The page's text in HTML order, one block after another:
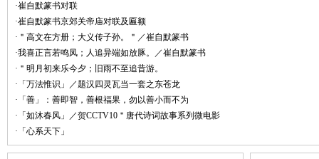
·崔自默篆书对联
·崔自默篆书京郊关帝庙对联及匾额
·＂高文在方册；大义传子孙。＂／崔自默篆书
·我喜正言若鸣凤；人追异端如放豚。／崔自默篆书
·＂明月初来乐今夕；旧雨不至追昔游。
·「万法惟识」／题汉四灵瓦当一套之东苍龙
·「善」：善即智，善根福果，勿以善小而不为
·「如沐春风」／贺CCTV10＂唐代诗词故事系列微电影
·「心系天下」